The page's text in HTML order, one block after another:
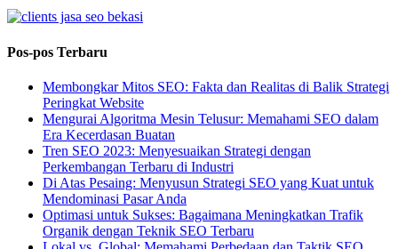
Pos-pos Terbaru
Membongkar Mitos SEO: Fakta dan Realitas di Balik Strategi
Peringkat Website
Mengurai Algoritma Mesin Telusur: Memahami SEO dalam
Era Kecerdasan Buatan
Tren SEO 2023: Menyesuaikan Strategi dengan
Perkembangan Terbaru di Industri
Di Atas Pesaing: Menyusun Strategi SEO yang Kuat untuk
Mendominasi Pasar Anda
Optimasi untuk Sukses: Bagaimana Meningkatkan Trafik
Organik dengan Teknik SEO Terbaru